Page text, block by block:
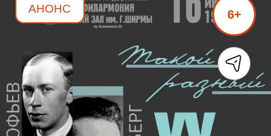
АНОНС 6+